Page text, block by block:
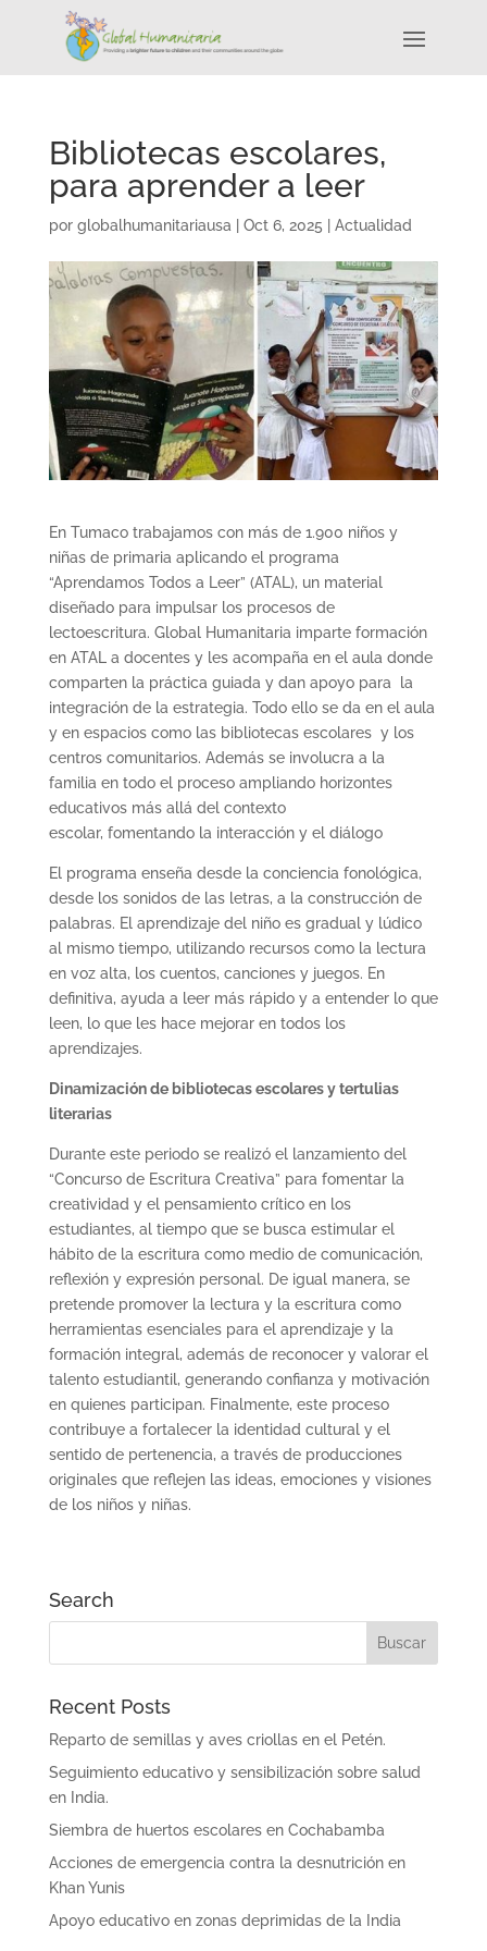
Bibliotecas escolares,
para aprender a leer
por globalhumanitariausa Oct 6, 2025 Actualidad
En Tumaco trabajamos con más de 1.900 niños y
niñas de primaria aplicando el programa
“Aprendamos Todos a Leer” (ATAL), un material
diseñado para impulsar los procesos de
lectoescritura. Global Humanitaria imparte formación
en ATAL a docentes y les acompaña en el aula donde
comparten la práctica guiada y dan apoyo para la
integración de la estrategia. Todo ello se da en el aula
y en espacios como las bibliotecas escolares y los
centros comunitarios. Además se involucra a la
familia en todo el proceso ampliando horizontes
educativos más allá del contexto
escolar, fomentando la interacción y el diálogo
El programa enseña desde la conciencia fonológica,
desde los sonidos de las letras, a la construcción de
palabras. El aprendizaje del niño es gradual y lúdico
al mismo tiempo, utilizando recursos como la lectura
en voz alta, los cuentos, canciones y juegos. En
definitiva, ayuda a leer más rápido y a entender lo que
leen, lo que les hace mejorar en todos los
aprendizajes.
Dinamización de bibliotecas escolares y tertulias
literarias
Durante este periodo se realizó el lanzamiento del
“Concurso de Escritura Creativa” para fomentar la
creatividad y el pensamiento crítico en los
estudiantes, al tiempo que se busca estimular el
hábito de la escritura como medio de comunicación,
reflexión y expresión personal. De igual manera, se
pretende promover la lectura y la escritura como
herramientas esenciales para el aprendizaje y la
formación integral, además de reconocer y valorar el
talento estudiantil, generando confianza y motivación
en quienes participan. Finalmente, este proceso
contribuye a fortalecer la identidad cultural y el
sentido de pertenencia, a través de producciones
originales que reflejen las ideas, emociones y visiones
de los niños y niñas.
Search
Recent Posts
Reparto de semillas y aves criollas en el Petén.
Seguimiento educativo y sensibilización sobre salud
en India.
Siembra de huertos escolares en Cochabamba
Acciones de emergencia contra la desnutrición en
Khan Yunis
Apoyo educativo en zonas deprimidas de la India